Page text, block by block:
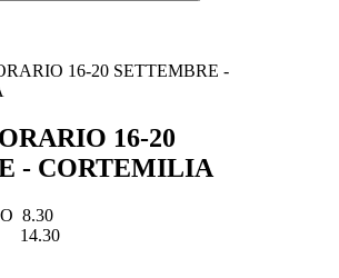
16-20 SETTEMBRE -
16-20
- CORTEMILIA
8.30
14.30